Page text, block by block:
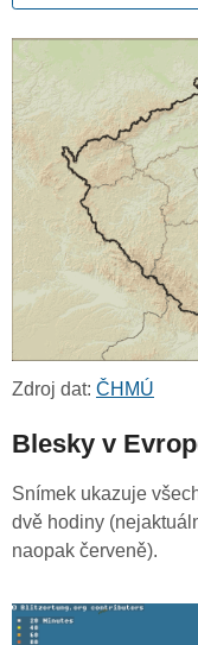
Zdroj dat: ČHMÚ
Blesky v
Snímek ukazuje
dvě hodiny
naopak červeně).